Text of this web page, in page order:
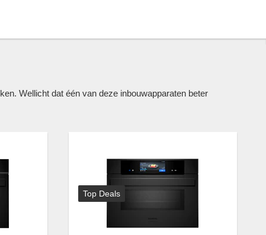
Wellicht dat één van deze inbouwapparaten beter
Top Deals